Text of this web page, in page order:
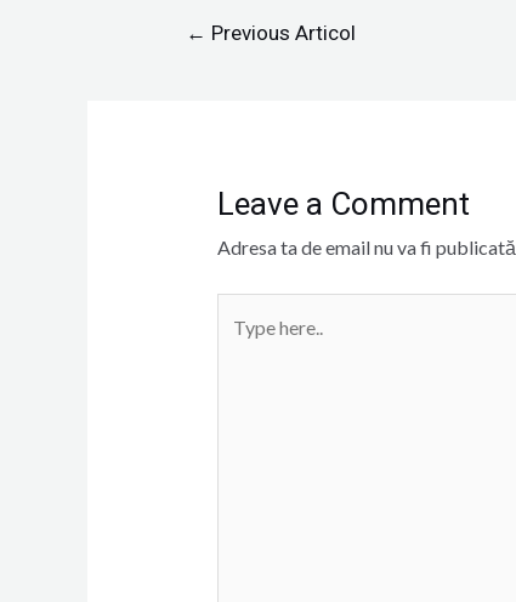
← Previous Articol
Leave a Comment
Adresa ta de email nu va fi publicată.
here..